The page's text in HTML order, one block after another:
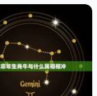
，天作之合，就是